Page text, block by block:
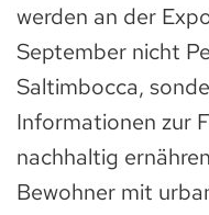
werden an der
September nicht
Saltimbocca,
Informationen zur
nachhaltig
Bewohner mit